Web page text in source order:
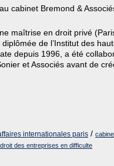
cabinet Bremond &
maîtrise en droit privé
de l’Institut des
depuis 1996, a été
et Associés avant de
internationales paris /
des entreprises en difficulte